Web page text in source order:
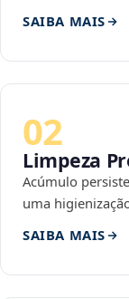
SAIBA MAIS
02
Limpeza
Acúmulo
uma
SAIBA MAIS